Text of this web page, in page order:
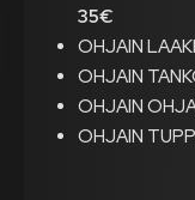
35€
OHJAIN
OHJAIN
OHJAIN
OHJAIN